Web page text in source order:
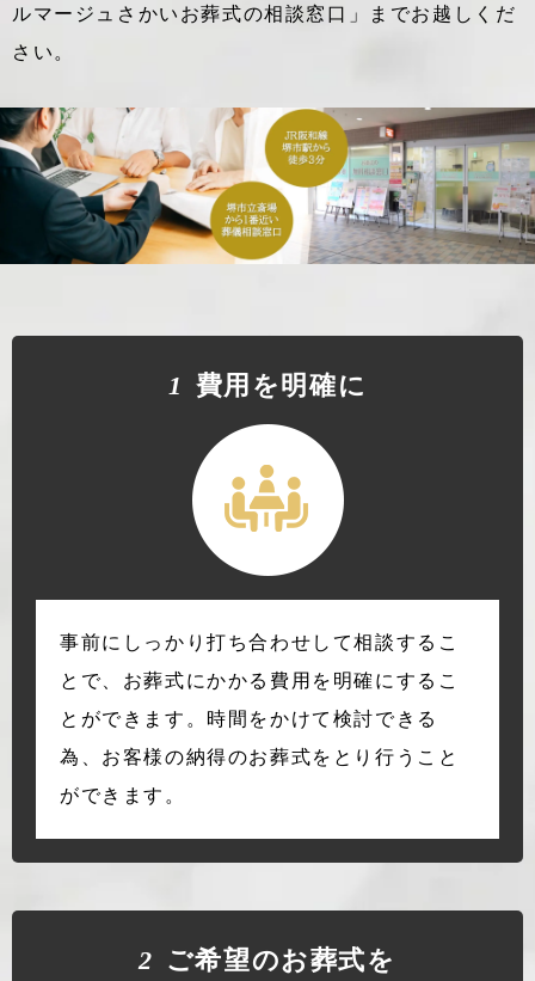
ルマージュさかいお葬式の相談窓口」までお越しくだ
さい。
1 費⽤を明確に
事前にしっかり打ち合わせして相談するこ
とで、お葬式にかかる費用を明確にするこ
とができます。時間をかけて検討できる
為、お客様の納得のお葬式をとり行うこと
ができます。
2 ご希望のお葬式を